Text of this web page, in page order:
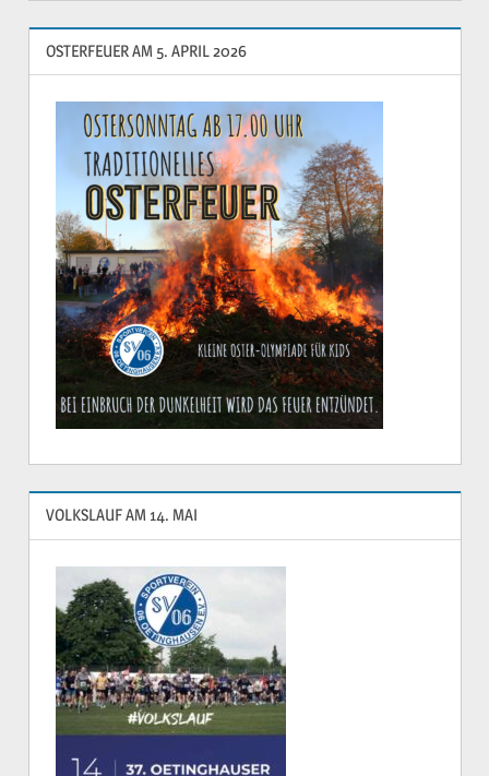
OSTERFEUER AM 5. APRIL 2026
VOLKSLAUF AM 14. MAI